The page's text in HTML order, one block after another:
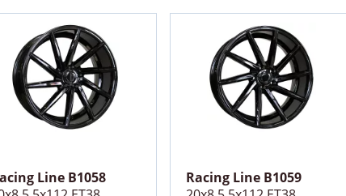
Line B1058
Racing Line B1059